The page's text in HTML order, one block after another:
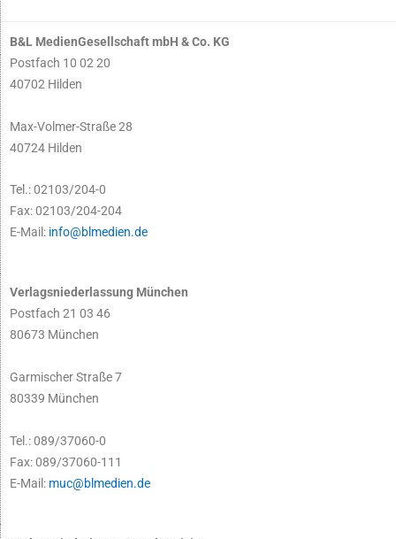
B&L MedienGesellschaft mbH & Co. KG
Postfach 10 02 20
40702 Hilden
Max-Volmer-Straße 28
40724 Hilden
Tel.: 02103/204-0
Fax: 02103/204-204
E-Mail: info@blmedien.de
Verlagsniederlassung München
Postfach 21 03 46
80673 München
Garmischer Straße 7
80339 München
Tel.: 089/37060-0
Fax: 089/37060-111
E-Mail: muc@blmedien.de